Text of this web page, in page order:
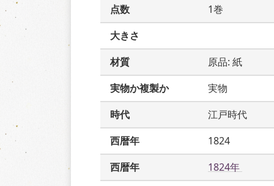
点数
1巻
大きさ
材質
原品: 紙
実物か複製か
実物
時代
江戸時代
西暦年
1824
西暦年
1824年